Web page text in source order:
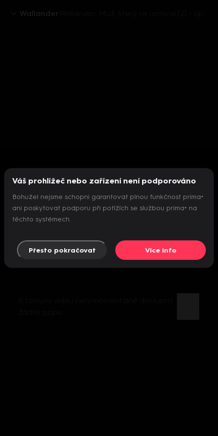
Wallander
Nepodařilo se inicializovat přehrávač
Váš prohlížeč nebo zařízení není podporováno
Bohužel nejsme schopni garantovat plnou funkčnost prima+
ani poskytovat podporu při potížích se službou prima+ na
těchto systémech.
Přesto pokračovat Více info